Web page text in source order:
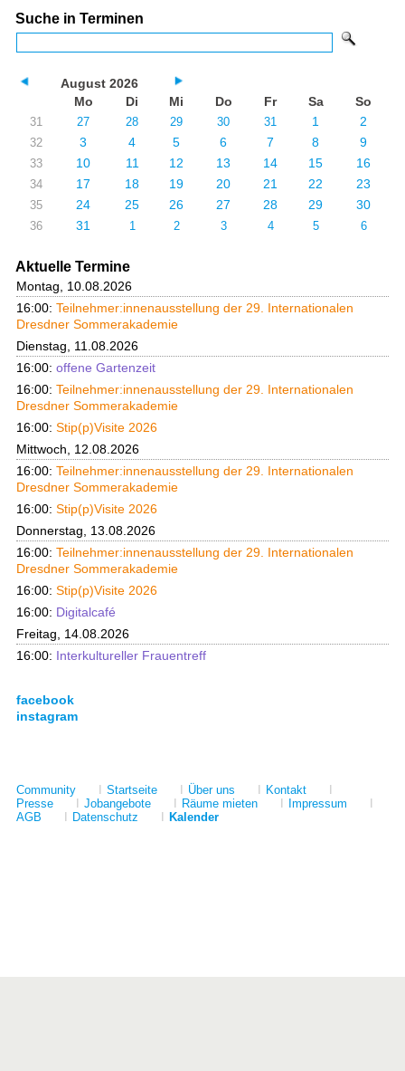
Suche in Terminen
August 2026
Mo
Di Mi Do Fr Sa So
31 27 28 29 30 31 1 2
32 3 4 5 6 7 8 9
33 10 11 12 13 14 15 16
34 17 18 19 20 21 22 23
35 24 25 26 27 28 29 30
36 31 1 2 3 4 5 6
Aktuelle Termine
Montag, 10.08.2026
16:00: Teilnehmer:innenausstellung der 29. Internationalen
Dresdner Sommerakademie
Dienstag, 11.08.2026
16:00: offene Gartenzeit
16:00: Teilnehmer:innenausstellung der 29. Internationalen
Dresdner Sommerakademie
16:00: Stip(p)Visite 2026
Mittwoch, 12.08.2026
16:00: Teilnehmer:innenausstellung der 29. Internationalen
Dresdner Sommerakademie
16:00: Stip(p)Visite 2026
Donnerstag, 13.08.2026
16:00: Teilnehmer:innenausstellung der 29. Internationalen
Dresdner Sommerakademie
16:00: Stip(p)Visite 2026
16:00: Digitalcafé
Freitag, 14.08.2026
16:00: Interkultureller Frauentreff
facebook
instagram
Community Startseite Über uns Kontakt
Presse
Jobangebote Räume mieten Impressum
AGB
Datenschutz Kalender